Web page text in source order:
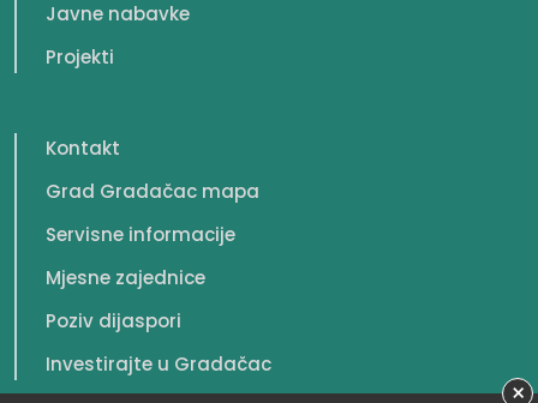
Javne nabavke
Projekti
Kontakt
Grad Gradačac mapa
Servisne informacije
Mjesne zajednice
Poziv dijaspori
Investirajte u Gradačac
×